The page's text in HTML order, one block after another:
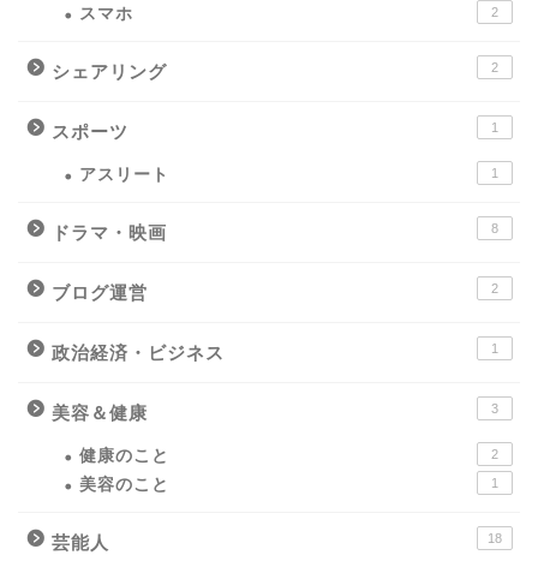
スマホ 2
シェアリング 2
スポーツ 1
アスリート 1
ドラマ・映画 8
ブログ運営 2
政治経済・ビジネス 1
美容＆健康 3
健康のこと 2
美容のこと 1
芸能人 18